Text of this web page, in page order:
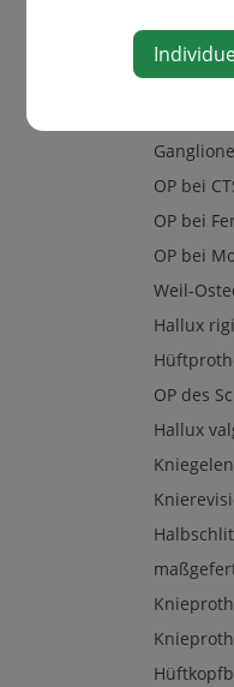
OP bei
OP bei
OP bei
Weil-
Hallux
OP des
Hallux